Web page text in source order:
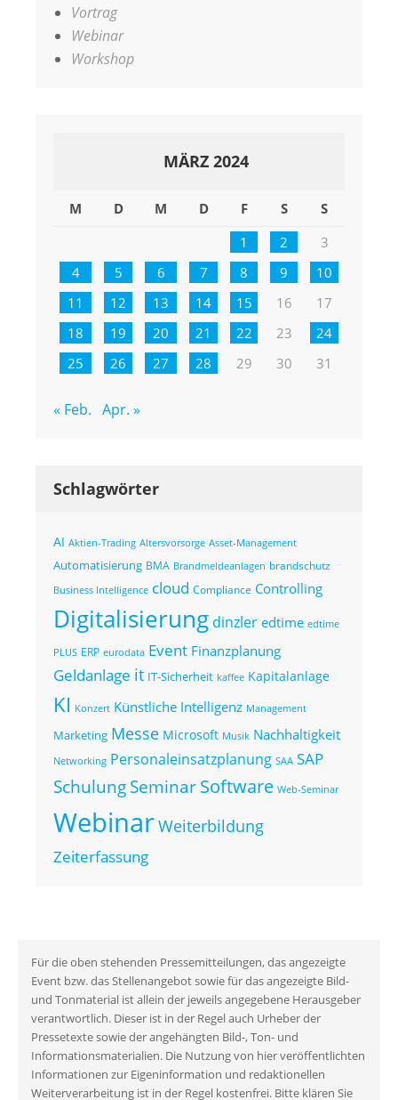
Vortrag
Webinar
Workshop
MÄRZ 2024
M D M D F S
S
1
2
3
4
5 6 7 8 9
10
11
12 13 14 15 16
17
18
19 20 21 22 23
24
25
26 27 28 29 30 31
« Feb. Apr. »
Schlagwörter
AI Aktien-Trading Altersvorsorge Asset-Management
Automatisierung BMA Brandmeldeanlagen brandschutz
Business Intelligence cloud Compliance Controlling
Digitalisierung dinzler edtime edtime
PLUS ERP eurodata Event Finanzplanung
Geldanlage it IT-Sicherheit kaffee Kapitalanlage
KI Konzert Künstliche Intelligenz Management
Marketing Messe Microsoft Musik Nachhaltigkeit
Networking Personaleinsatzplanung SAA SAP
SchulungSeminarSoftware Web-Seminar
WebinarWeiterbildung
Zeiterfassung
Für die oben stehenden Pressemitteilungen, das angezeigte
Event bzw. das Stellenangebot sowie für das angezeigte Bild-
und Tonmaterial ist allein der jeweils angegebene Herausgeber
verantwortlich. Dieser ist in der Regel auch Urheber der
Pressetexte sowie der angehängten Bild-, Ton- und
Informationsmaterialien. Die Nutzung von hier veröffentlichten
Informationen zur Eigeninformation und redaktionellen
Weiterverarbeitung ist in der Regel kostenfrei. Bitte klären Sie